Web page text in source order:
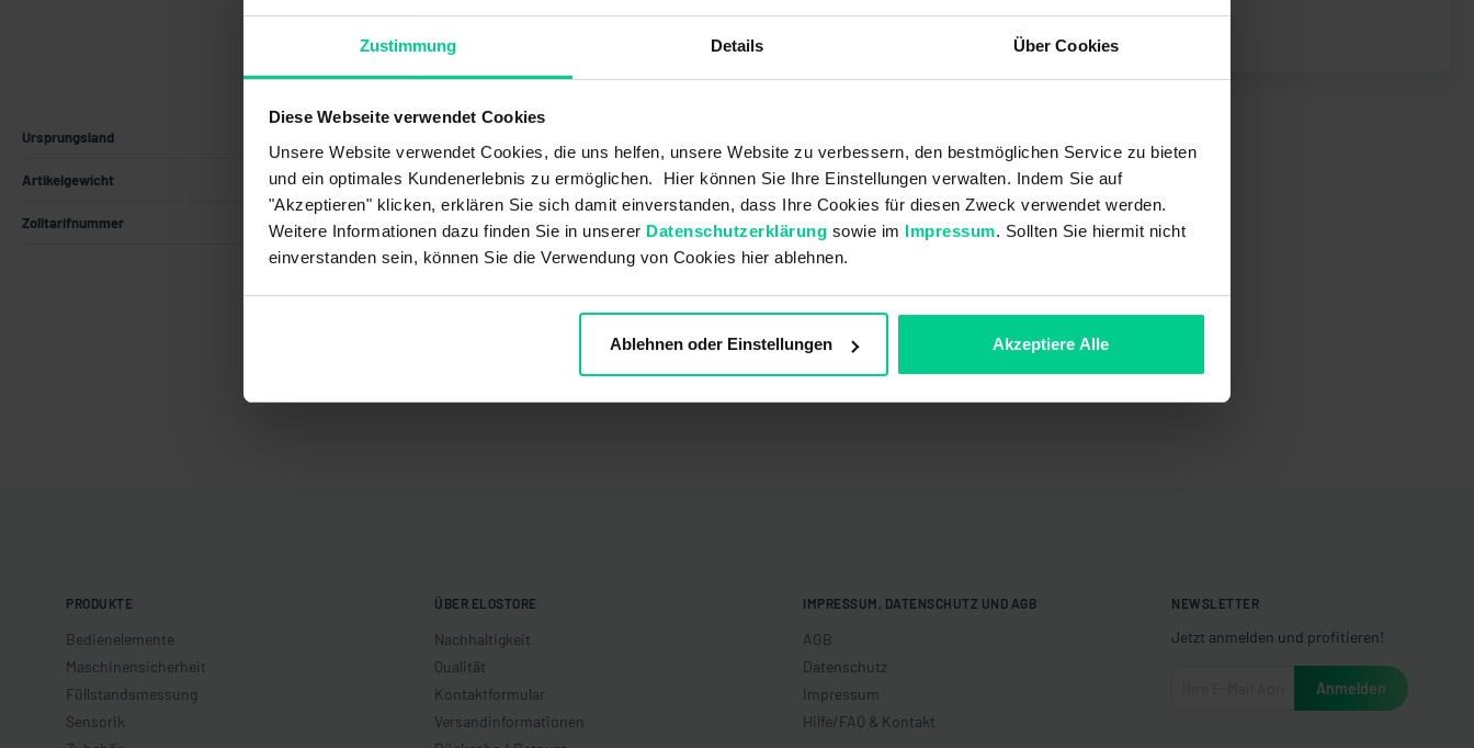
Zustimmung Details Über Cookies
Diese Webseite verwendet Cookies
Unsere Website verwendet Cookies, die uns helfen, unsere Website zu verbessern, den bestmöglichen Service zu bieten
und ein optimales Kundenerlebnis zu ermöglichen. Hier können Sie Ihre Einstellungen verwalten. Indem Sie auf
"Akzeptieren" klicken, erklären Sie sich damit einverstanden, dass Ihre Cookies für diesen Zweck verwendet werden.
Weitere Informationen dazu finden Sie in unserer Datenschutzerklärung sowie im Impressum. Sollten Sie hiermit nicht
einverstanden sein, können Sie die Verwendung von Cookies hier ablehnen.
Ablehnen oder Einstellungen Akzeptiere Alle
Ursprungsland
Artikelgewicht 0.01 kg
Zolltarifnummer 85365011
PRODUKTE
Bedienelemente
Maschinensicherheit
Füllstandsmessung
Sensorik
ÜBER ELOSTORE
Nachhaltigkeit
Qualität
Kontaktformular
Versandinformationen
IMPRESSUM, DATENSCHUTZ UND AGB
AGB
Datenschutz
Impressum
Hilfe/FAQ & Kontakt
NEWSLETTER
Jetzt anmelden und profitieren!